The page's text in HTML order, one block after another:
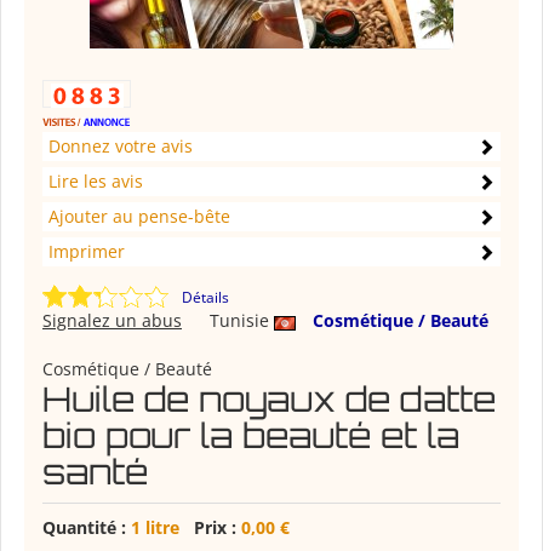
Donnez votre avis
Lire les avis
Ajouter au pense-bête
Imprimer
Détails
Tunisie Cosmétique / Beauté
Signalez un abus
Cosmétique / Beauté
Huile de noyaux de datte
bio pour la beauté et la
santé
Quantité : 1 litre Prix : 0,00 €